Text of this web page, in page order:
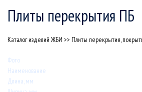
Плиты перекрытия ПБ
Каталог изделий ЖБИ >> Плиты перекрытия,
Фото
Наименование
Длина, мм